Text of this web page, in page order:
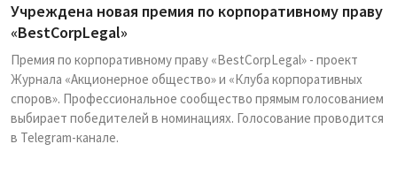
Учреждена новая премия по корпоративному праву
«BestCorpLegal»
Премия по корпоративному праву «BestCorpLegal» - проект
Журнала «Акционерное общество» и «Клуба корпоративных
споров». Профессиональное сообщество прямым голосованием
выбирает победителей в номинациях. Голосование проводится
в Telegram-канале.